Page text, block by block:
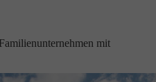
Familienunternehmen mit